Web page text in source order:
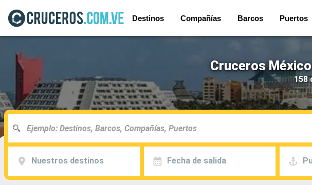
Destinos Compañías Barcos Puertos
Cruceros
158
Nuestros destinos Fecha de salida